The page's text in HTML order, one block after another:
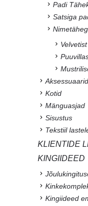
Padi
Satsiga
Aksessuaarid
Kotid
Mänguasjad
Sisustus
Tekstiil
KLIENTIDE
KINGIIDEED
Kingiideed